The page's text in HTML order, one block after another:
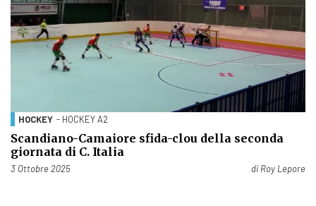
HOCKEY - HOCKEY A2
Scandiano-Camaiore sfida-clou della seconda
giornata di C. Italia
Pubblicato il
3 Ottobre 2025 di Roy Lepore